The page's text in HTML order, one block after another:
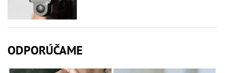
ODPORÚČAME